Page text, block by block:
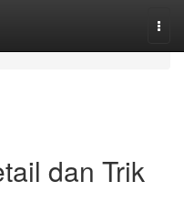
dan Trik